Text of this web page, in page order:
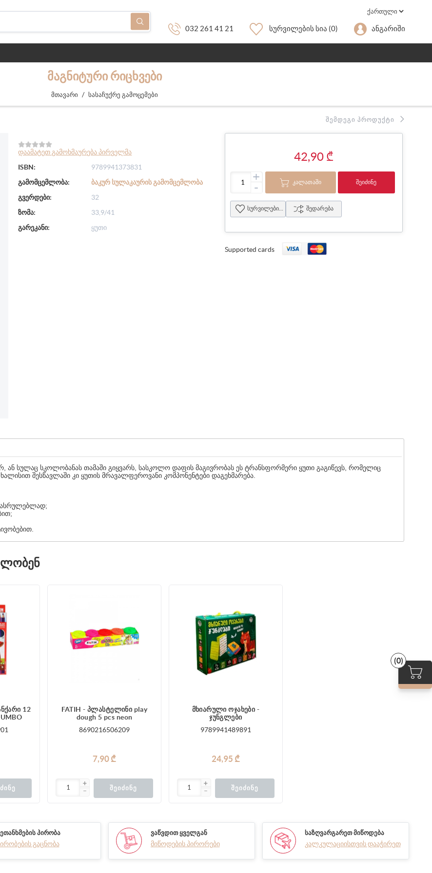
032 261 41 21 Სურვილების Სია (0) Ანგარიში
(0)
ᲛᲐᲒᲜᲘᲢᲣᲠᲘ ᲠᲘᲪᲮᲕᲔᲑᲘ
მთავარი / სასაჩუქრე გამოცემები
ᲨᲔᲛᲓᲔᲒᲘ ᲞᲠᲝᲓᲣᲥᲢᲘ
დაამატეთ გამოხმაურება პირველმა
ISBN:
9789941373831
გამომცემლობა:
ᲑᲐᲙᲣᲠ ᲡᲣᲚᲐᲙᲐᲣᲠᲘᲡ ᲒᲐᲛᲝᲛᲪᲔᲛᲚᲝᲑᲐ
გვერდები:
32
ზომა:
33,9/41
გარეკანი:
ყუთი
42,90 ₾
+
- ᲙᲐᲚᲐᲗᲐᲨᲘ ᲨᲔᲘᲫᲘᲜᲔ
სურვილების სია შედარება
Supported cards
ან სულაც სკოლობანას თამაში გიყვარს, სასკოლო დაფის მაგივრობას ეს ტრანსფორმერი ყუთი გაგიწევს, რომელიც
შესწავლაში კი ყუთის მრავალფეროვანი კომპონენტები დაგეხმარება.
12
FATIH - პლასტელინი play
dough 5 pcs neon
8690216506209
7,90 ₾
ᲨᲔᲘᲫᲘᲜᲔ
მხიარული ოჯახები -
ჯუნგლები
9789941489891
24,95 ₾
ᲨᲔᲘᲫᲘᲜᲔ
ᲞᲘᲠᲝᲑᲐ
გაცნობა
ᲕᲐᲬᲕᲓᲘᲗ ᲧᲕᲔᲚᲒᲐᲜ
მიწოდების პირორები
ᲡᲐᲖᲦᲕᲐᲠᲒᲐᲠᲔᲗ ᲛᲘᲬᲝᲓᲔᲑᲐ
კალკულაციისთვის დააჭირეთ